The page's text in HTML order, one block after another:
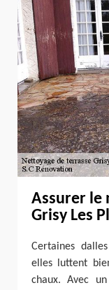
Assurer le
Grisy Les
Certaines
elles luttent
chaux. Avec